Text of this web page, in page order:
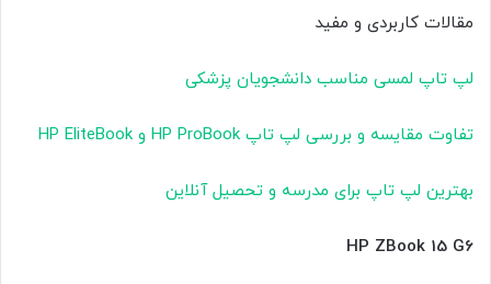
مقالات کاربردی و مفید
لپ تاپ لمسی مناسب دانشجویان پزشکی
تفاوت مقایسه و بررسی لپ تاپ HP ProBook و HP EliteBook
بهترین لپ تاپ برای مدرسه و تحصیل آنلاین
HP ZBook 15 G6